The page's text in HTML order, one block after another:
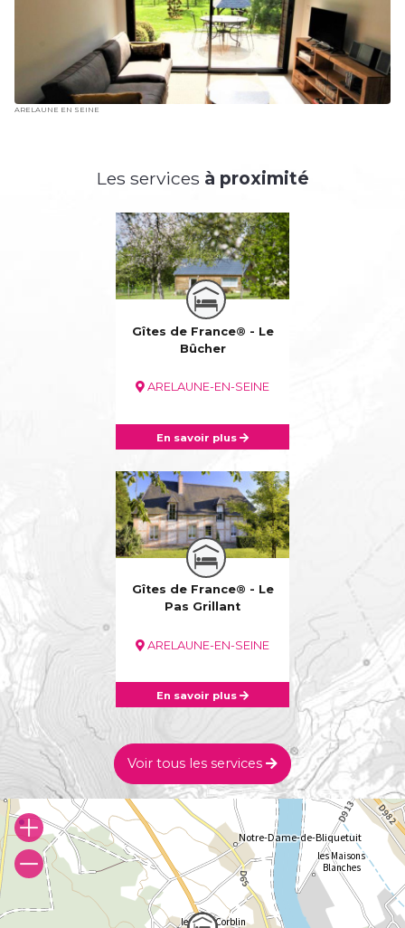
ARELAUNE EN SEINE
Les services à proximité
Gîtes de France® - Le
Bûcher
ARELAUNE-EN-SEINE
En savoir plus
Gîtes de France® - Le
Pas Grillant
ARELAUNE-EN-SEINE
En savoir plus
Voir tous les services